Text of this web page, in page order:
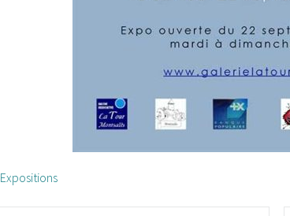
Expositions